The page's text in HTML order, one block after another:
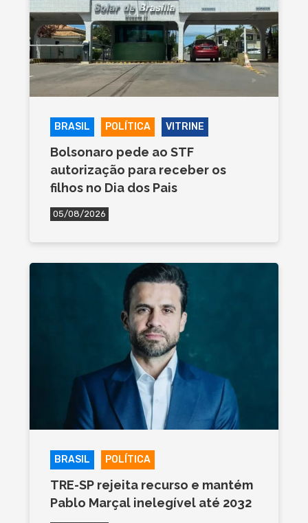
BRASIL POLÍTICA VITRINE
Bolsonaro pede ao STF
autorização para receber os
filhos no Dia dos Pais
05/08/2026
BRASIL POLÍTICA
TRE-SP rejeita recurso e mantém
Pablo Marçal inelegível até 2032